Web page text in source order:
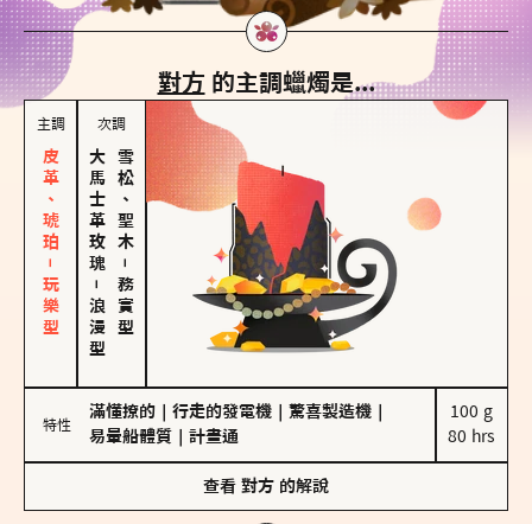
對方 的主調蠟燭是...
主調
皮革、琥珀－玩樂型
次調
大馬士革玫瑰
－
浪漫型
雪松、聖木
－
務實型
特性
滿懂撩的 行走的發電機 驚喜製造機
易暈船體質
計畫通
100 g
80 hrs
查看 對方 的解說